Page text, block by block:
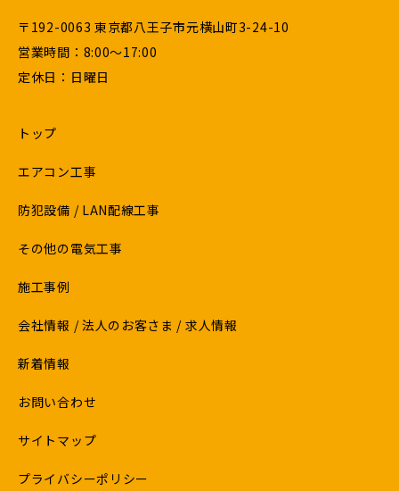
〒192-0063 東京都八王子市元横山町3-24-10
営業時間：8:00～17:00
定休日：日曜日
トップ
エアコン工事
防犯設備 / LAN配線工事
その他の電気工事
施工事例
会社情報 / 法人のお客さま / 求人情報
新着情報
お問い合わせ
サイトマップ
プライバシーポリシー